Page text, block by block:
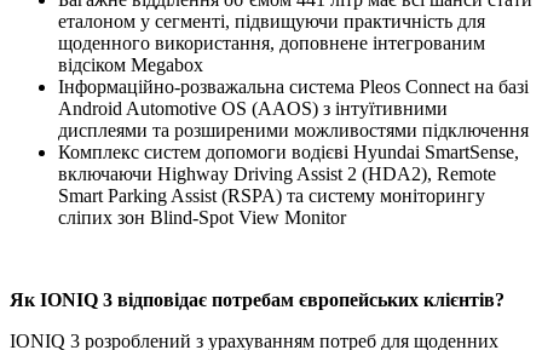
еталоном у сегменті, підвищуючи практичність для
щоденного використання, доповнене інтегрованим
відсіком Megabox
Інформаційно-розважальна система Pleos Connect на базі
Android Automotive OS (AAOS) з інтуїтивними
дисплеями та розширеними можливостями підключення
Комплекс систем допомоги водієві Hyundai SmartSense,
включаючи Highway Driving Assist 2 (HDA2), Remote
Smart Parking Assist (RSPA) та систему моніторингу
сліпих зон Blind-Spot View Monitor
Як IONIQ 3 відповідає потребам європейських клієнтів?
IONIQ 3 розроблений з урахуванням потреб для щоденних